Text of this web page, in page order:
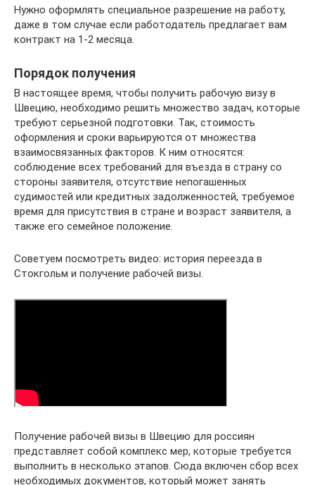
Нужно оформлять специальное разрешение на работу,
даже в том случае если работодатель предлагает вам
контракт на 1-2 месяца.
Порядок получения
В настоящее время, чтобы получить рабочую визу в
Швецию, необходимо решить множество задач, которые
требуют серьезной подготовки. Так, стоимость
оформления и сроки варьируются от множества
взаимосвязанных факторов. К ним относятся:
соблюдение всех требований для въезда в страну со
стороны заявителя, отсутствие непогашенных
судимостей или кредитных задолженностей, требуемое
время для присутствия в стране и возраст заявителя, а
также его семейное положение.
Советуем посмотреть видео: история переезда в
Стокгольм и получение рабочей визы.
Получение рабочей визы в Швецию для россиян
представляет собой комплекс мер, которые требуется
выполнить в несколько этапов. Сюда включен сбор всех
необходимых документов, который может занять